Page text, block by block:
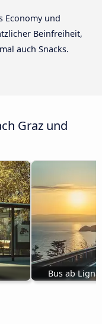
Economy und
Beinfreiheit,
auch Snacks.
Graz und
Bus ab